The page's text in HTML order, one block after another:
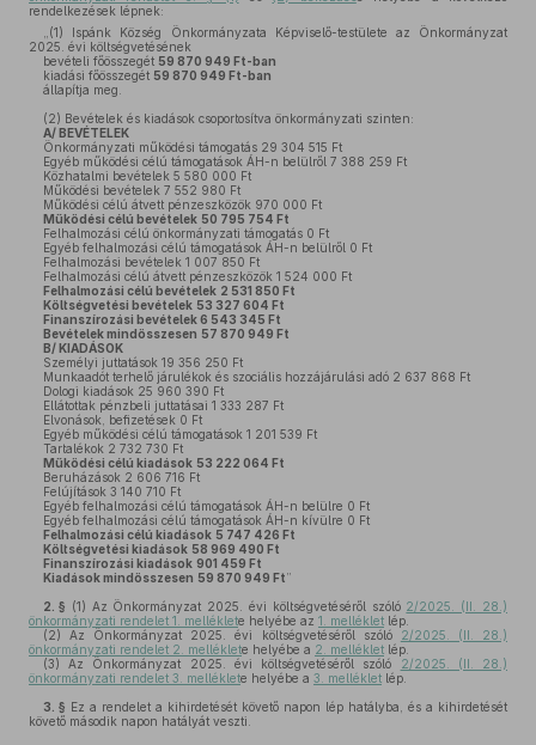
rendelkezések lépnek:
„(1) Ispánk Község Önkormányzata Képviselő-testülete az Önkormányzat
2025. évi költségvetésének
bevételi főösszegét 59 870 949 Ft-ban
kiadási főösszegét 59 870 949 Ft-ban
állapítja meg.
(2) Bevételek és kiadások csoportosítva önkormányzati szinten:
A/ BEVÉTELEK
Önkormányzati működési támogatás 29 304 515 Ft
Egyéb működési célú támogatások ÁH-n belülről 7 388 259 Ft
Közhatalmi bevételek 5 580 000 Ft
Működési bevételek 7 552 980 Ft
Működési célú átvett pénzeszközök 970 000 Ft
Működési célú bevételek 50 795 754 Ft
Felhalmozási célú önkormányzati támogatás 0 Ft
Egyéb felhalmozási célú támogatások ÁH-n belülről 0 Ft
Felhalmozási bevételek 1 007 850 Ft
Felhalmozási célú átvett pénzeszközök 1 524 000 Ft
Felhalmozási célú bevételek 2 531 850 Ft
Költségvetési bevételek 53 327 604 Ft
Finanszírozási bevételek 6 543 345 Ft
Bevételek mindösszesen 57 870 949 Ft
B/ KIADÁSOK
Személyi juttatások 19 356 250 Ft
Munkaadót terhelő járulékok és szociális hozzájárulási adó 2 637 868 Ft
Dologi kiadások 25 960 390 Ft
Ellátottak pénzbeli juttatásai 1 333 287 Ft
Elvonások, befizetések 0 Ft
Egyéb működési célú támogatások 1 201 539 Ft
Tartalékok 2 732 730 Ft
Működési célú kiadások 53 222 064 Ft
Beruházások 2 606 716 Ft
Felújítások 3 140 710 Ft
Egyéb felhalmozási célú támogatások ÁH-n belülre 0 Ft
Egyéb felhalmozási célú támogatások ÁH-n kívülre 0 Ft
Felhalmozási célú kiadások 5 747 426 Ft
Költségvetési kiadások 58 969 490 Ft
Finanszírozási kiadások 901 459 Ft
Kiadások mindösszesen 59 870 949 Ft”
2. § (1) Az Önkormányzat 2025. évi költségvetéséről szóló 2/2025. (II. 28.)
önkormányzati rendelet 1. melléklete helyébe az 1. melléklet lép.
(2) Az Önkormányzat 2025. évi költségvetéséről szóló
2/2025. (II. 28.)
önkormányzati rendelet 2. melléklete helyébe a 2. melléklet lép.
(3) Az Önkormányzat 2025. évi költségvetéséről szóló
2/2025. (II. 28.)
önkormányzati rendelet 3. melléklete helyébe a 3. melléklet lép.
3. § Ez a rendelet a kihirdetését követő napon lép hatályba, és a kihirdetését
követő második napon hatályát veszti.